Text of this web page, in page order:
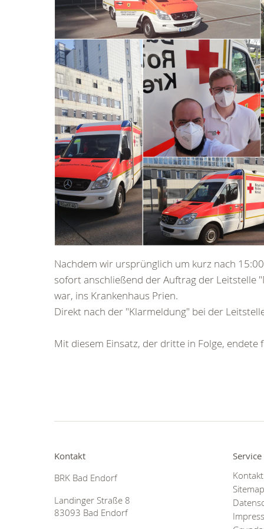
Nachdem wir ursprünglich um kurz nach
sofort anschließend der Auftrag der Leitstelle
war, ins Krankenhaus Prien.
Direkt nach der "Klarmeldung" bei der
Mit diesem Einsatz, der dritte in Folge,
Kontakt
BRK Bad Endorf
Landinger Straße 8
83093 Bad Endorf
Service
Kontakt
Sitemap